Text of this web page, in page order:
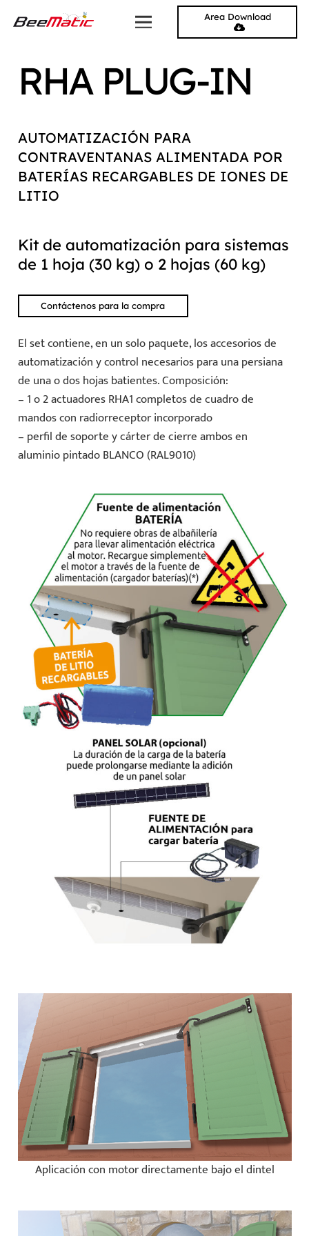
Area Download
RHA PLUG-IN
AUTOMATIZACIÓN PARA
CONTRAVENTANAS ALIMENTADA POR
BATERÍAS RECARGABLES DE IONES DE
LITIO
Kit de automatización para sistemas
de 1 hoja (30 kg) o 2 hojas (60 kg)
Contáctenos para la compra
El set contiene, en un solo paquete, los accesorios de
automatización y control necesarios para una persiana
de una o dos hojas batientes. Composición:
– 1 o 2 actuadores RHA1 completos de cuadro de
mandos con radiorreceptor incorporado
– perfil de soporte y cárter de cierre ambos en
aluminio pintado BLANCO (RAL9010)
Aplicación con motor directamente bajo el dintel